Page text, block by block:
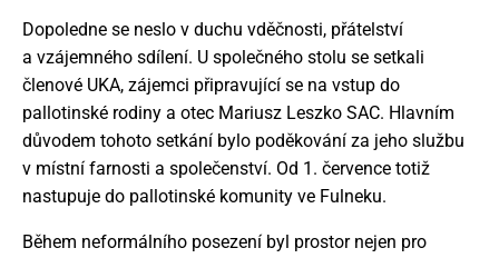
Dopoledne se neslo v duchu vděčnosti, přátelství
a vzájemného sdílení. U společného stolu se setkali
členové UKA, zájemci připravující se na vstup do
pallotinské rodiny a otec Mariusz Leszko SAC. Hlavním
důvodem tohoto setkání bylo poděkování za jeho službu
v místní farnosti a společenství. Od 1. července totiž
nastupuje do pallotinské komunity ve Fulneku.
Během neformálního posezení byl prostor nejen pro